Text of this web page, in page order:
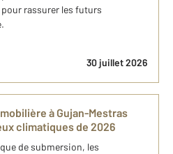
rassurer les futurs
30 juillet 2026
à Gujan-Mestras
climatiques de 2026
de submersion, les